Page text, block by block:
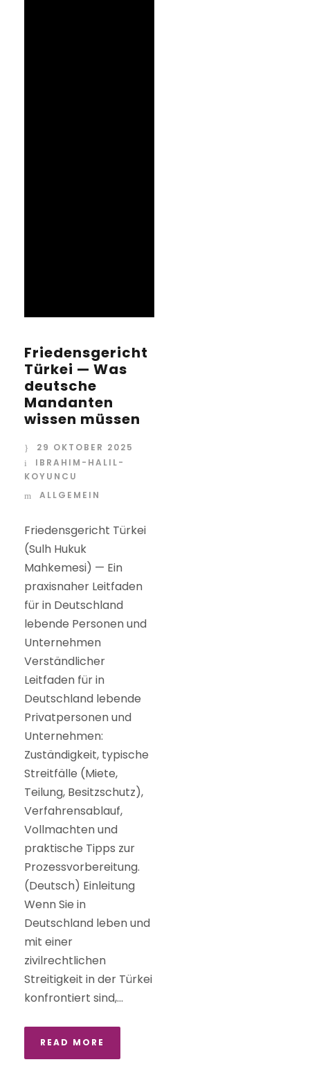
Friedensgericht
Türkei — Was
deutsche
Mandanten
wissen müssen
29 OKTOBER 2025
IBRAHIM-HALIL-
KOYUNCU
ALLGEMEIN
Friedensgericht Türkei
(Sulh Hukuk
Mahkemesi) — Ein
praxisnaher Leitfaden
für in Deutschland
lebende Personen und
Unternehmen
Verständlicher
Leitfaden für in
Deutschland lebende
Privatpersonen und
Unternehmen:
Zuständigkeit, typische
Streitfälle (Miete,
Teilung, Besitzschutz),
Verfahrensablauf,
Vollmachten und
praktische Tipps zur
Prozessvorbereitung.
(Deutsch) Einleitung
Wenn Sie in
Deutschland leben und
mit einer
zivilrechtlichen
Streitigkeit in der Türkei
konfrontiert sind,...
READ MORE